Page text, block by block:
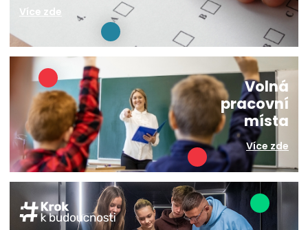
Více zde
Volná
pracovní
místa
Více zde